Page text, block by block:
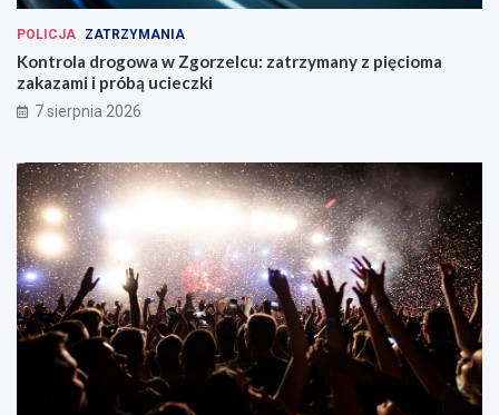
POLICJA ZATRZYMANIA
Kontrola drogowa w Zgorzelcu: zatrzymany z pięcioma
zakazami i próbą ucieczki
7 sierpnia 2026